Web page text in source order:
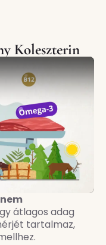
Koleszterin
átlagos adag
tartalmaz,